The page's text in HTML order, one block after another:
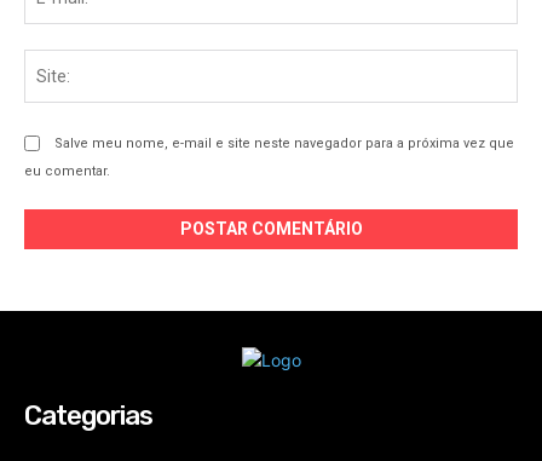
Salve meu nome, e-mail e site neste navegador para a próxima vez que
eu comentar.
Categorias